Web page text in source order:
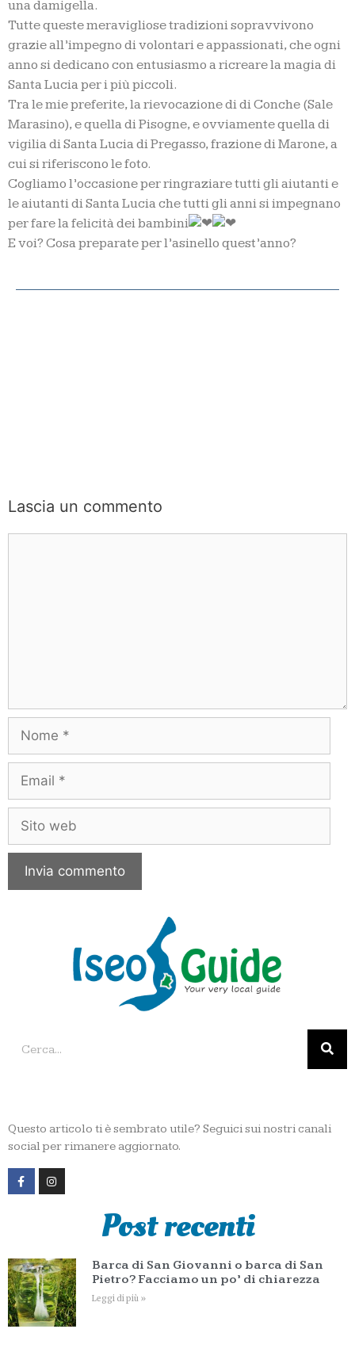
una damigella.
Tutte queste meravigliose tradizioni sopravvivono
grazie all’impegno di volontari e appassionati, che ogni
anno si dedicano con entusiasmo a ricreare la magia di
Santa Lucia per i più piccoli.
Tra le mie preferite, la rievocazione di di Conche (Sale
Marasino), e quella di Pisogne, e ovviamente quella di
vigilia di Santa Lucia di Pregasso, frazione di Marone, a
cui si riferiscono le foto.
Cogliamo l’occasione per ringraziare tutti gli aiutanti e
le aiutanti di Santa Lucia che tutti gli anni si impegnano
per fare la felicità dei bambini
E voi? Cosa preparate per l’asinello quest’anno?
Lascia un commento
Questo articolo ti è sembrato utile? Seguici sui nostri canali
social per rimanere aggiornato.
Post recenti
Barca di San Giovanni o barca di San
Pietro? Facciamo un po’ di chiarezza
Leggi di più »